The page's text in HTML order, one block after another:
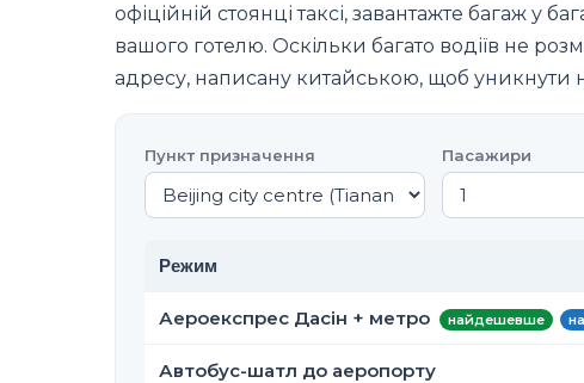
офіційній стоянці таксі, завантажте багаж у
вашого готелю. Оскільки багато водіїв не
адресу, написану китайською, щоб уникнути
Пункт призначення Пасажири
Режим
Аероекспрес Дасін + метро найдешевше
Автобус-шатл до аеропорту